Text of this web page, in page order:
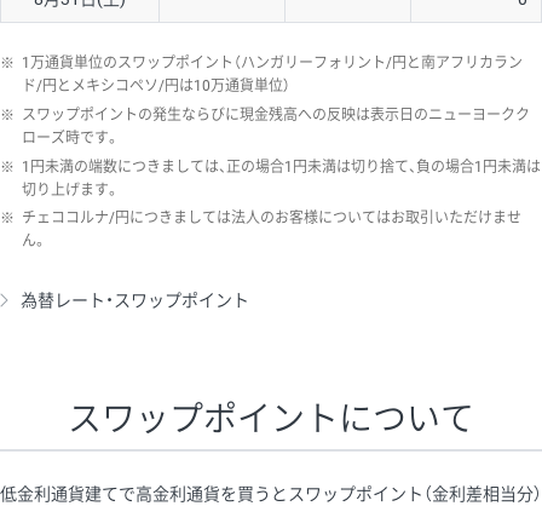
※ 1万通貨単位のスワップポイント（ハンガリーフォリント/円と南アフリカラン
ド/円とメキシコペソ/円は10万通貨単位）
※ スワップポイントの発生ならびに現金残高への反映は表示日のニューヨークク
ローズ時です。
※ 1円未満の端数につきましては、正の場合1円未満は切り捨て、負の場合1円未満は
切り上げます。
※ チェココルナ/円につきましては法人のお客様についてはお取引いただけませ
ん。
為替レート・スワップポイント
スワップポイントについて
低金利通貨建てで高金利通貨を買うとスワップポイント（金利差相当分）